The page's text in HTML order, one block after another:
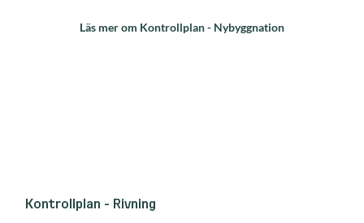
Läs mer om Kontrollplan - Nybyggnation
Kontrollplan - Rivning